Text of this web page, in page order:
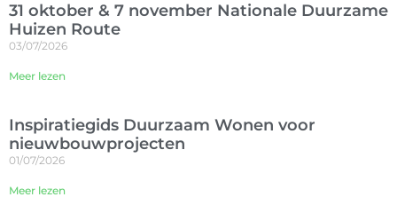
31 oktober & 7 november Nationale Duurzame
Huizen Route
03/07/2026
Meer lezen
Inspiratiegids Duurzaam Wonen voor
nieuwbouwprojecten
01/07/2026
Meer lezen